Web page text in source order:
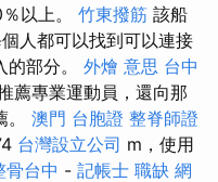
以上。 竹東撥筋 該船
人都可以找到可以連接
部分。 外燴 意思 台中
薦專業運動員，還向那
澳門 台胞證 整脊師證
台灣設立公司 m，使用
骨台中 - 記帳士 職缺 網